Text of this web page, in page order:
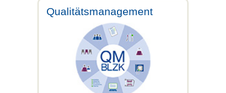
Qualitätsmanagement